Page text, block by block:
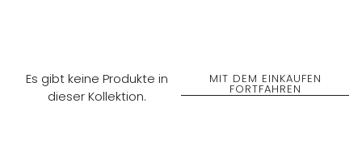
Es gibt keine Produkte in
dieser Kollektion.
MIT DEM EINKAUFEN
FORTFAHREN